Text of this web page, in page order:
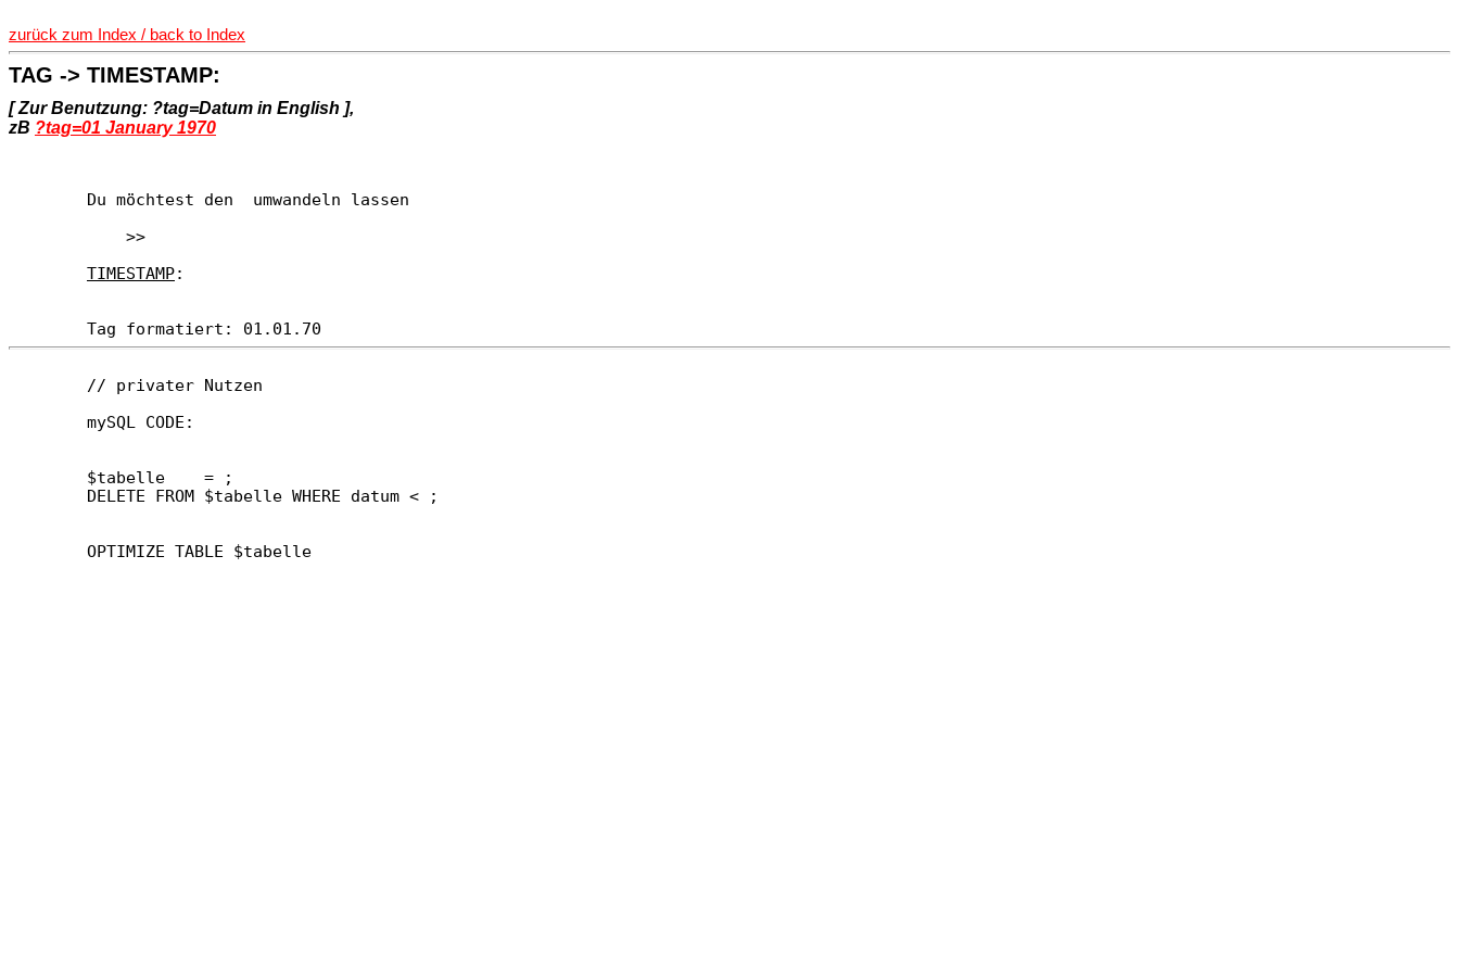
zurück zum Index / back to Index
TAG -> TIMESTAMP:
[ Zur Benutzung: ?tag=Datum in English ],
zB ?tag=01 January 1970
        Du möchtest den
umwandeln lassen
            >>
TIMESTAMP:
        Tag formatiert: 01.01.70
        // privater Nutzen
        mySQL CODE:
        $tabelle    = ;
        DELETE FROM $tabelle WHERE datum < ;
        OPTIMIZE TABLE $tabelle